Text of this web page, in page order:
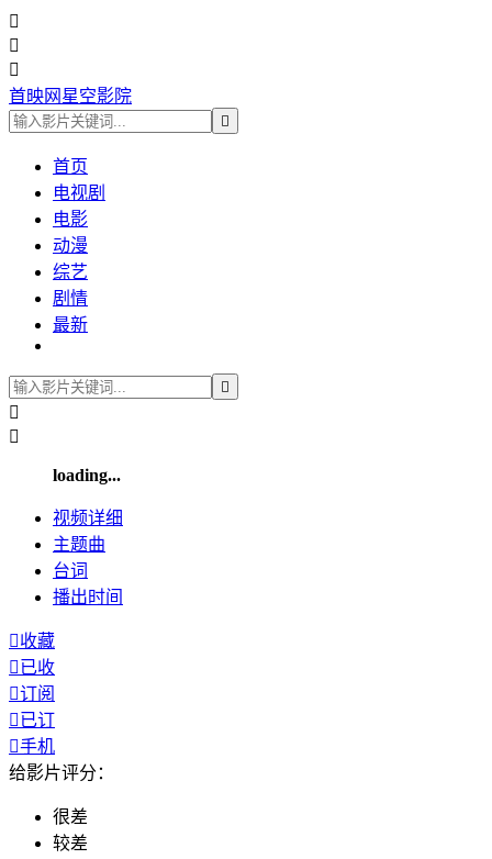



首映网星空影院

首页
电视剧
电影
动漫
综艺
剧情
最新



loading...
视频详细
主题曲
台词
播出时间
收藏
已收
订阅
已订
手机
给影片评分：
很差
较差